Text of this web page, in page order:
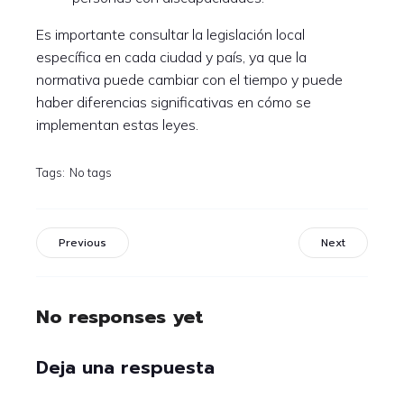
Es importante consultar la legislación local
específica en cada ciudad y país, ya que la
normativa puede cambiar con el tiempo y puede
haber diferencias significativas en cómo se
implementan estas leyes.
Tags: No tags
Previous Next
No responses yet
Deja una respuesta